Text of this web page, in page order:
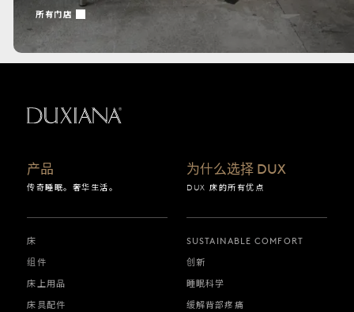
所有门店
产品
传奇睡眠。奢华生活。
床
组件
床上用品
床具配件
为什么选择 DUX
DUX 床的所有优点
SUSTAINABLE COMFORT
创新
睡眠科学
缓解背部疼痛